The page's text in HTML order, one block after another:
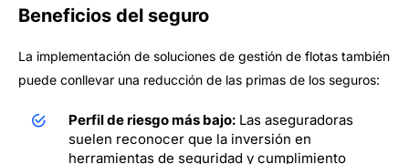
Beneficios del seguro
La implementación de soluciones de gestión de flotas también
puede conllevar una reducción de las primas de los seguros:
Perfil de riesgo más bajo: Las aseguradoras
suelen reconocer que la inversión en
herramientas de seguridad y cumplimiento